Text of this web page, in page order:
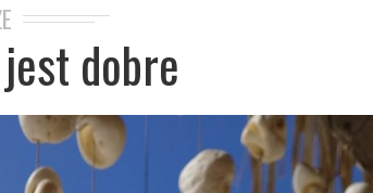
dobre